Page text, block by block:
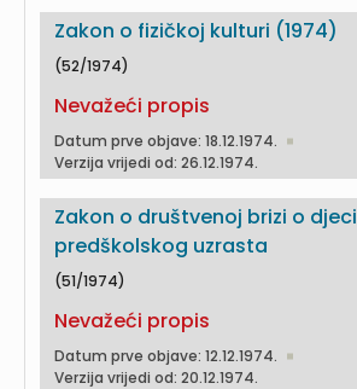
Zakon o fizičkoj kulturi (1974)
(52/1974)
Nevažeći propis
Datum prve objave: 18.12.1974.
Verzija vrijedi od: 26.12.1974.
Zakon o društvenoj brizi o djeci
predškolskog uzrasta
(51/1974)
Nevažeći propis
Datum prve objave: 12.12.1974.
Verzija vrijedi od: 20.12.1974.